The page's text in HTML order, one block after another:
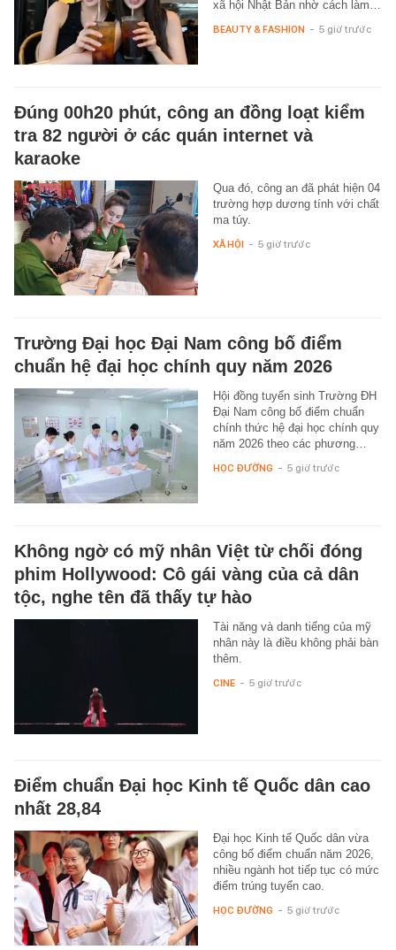
xã hội Nhật Bản nhờ cách làm…
BEAUTY & FASHION - 5 giờ trước
Đúng 00h20 phút, công an đồng loạt kiểm
tra 82 người ở các quán internet và
karaoke
Qua đó, công an đã phát hiện 04
trường hợp dương tính với chất
ma túy.
XÃ HỘI - 5 giờ trước
Trường Đại học Đại Nam công bố điểm
chuẩn hệ đại học chính quy năm 2026
Hội đồng tuyển sinh Trường ĐH
Đại Nam công bố điểm chuẩn
chính thức hệ đại học chính quy
năm 2026 theo các phương…
HỌC ĐƯỜNG - 5 giờ trước
Không ngờ có mỹ nhân Việt từ chối đóng
phim Hollywood: Cô gái vàng của cả dân
tộc, nghe tên đã thấy tự hào
Tài năng và danh tiếng của mỹ
nhân này là điều không phải bàn
thêm.
CINE - 5 giờ trước
Điểm chuẩn Đại học Kinh tế Quốc dân cao
nhất 28,84
Đại học Kinh tế Quốc dân vừa
công bố điểm chuẩn năm 2026,
nhiều ngành hot tiếp tục có mức
điểm trúng tuyển cao.
HỌC ĐƯỜNG - 5 giờ trước